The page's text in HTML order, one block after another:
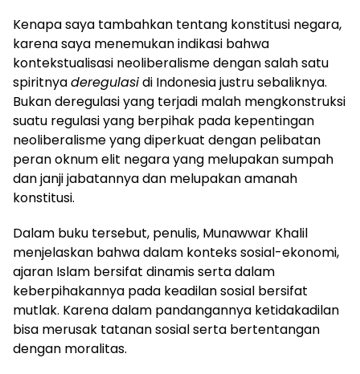
Kenapa saya tambahkan tentang konstitusi negara,
karena saya menemukan indikasi bahwa
kontekstualisasi neoliberalisme dengan salah satu
spiritnyaderegulasidi Indonesia justru sebaliknya.
Bukan deregulasi yang terjadi malah mengkonstruksi
suatu regulasi yang berpihak pada kepentingan
neoliberalisme yang diperkuat dengan pelibatan
peran oknum elit negara yang melupakan sumpah
dan janji jabatannya dan melupakan amanah
konstitusi.
Dalam buku tersebut, penulis, Munawwar Khalil
menjelaskan bahwa dalam konteks sosial-ekonomi,
ajaran Islam bersifat dinamis serta dalam
keberpihakannya pada keadilan sosial bersifat
mutlak. Karena dalam pandangannya ketidakadilan
bisa merusak tatanan sosial serta bertentangan
dengan moralitas.